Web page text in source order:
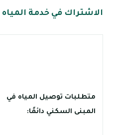
الاشتراك في خدمة المياه
متطلبات توصيل المياه في
المبنى السكني دائمًا: